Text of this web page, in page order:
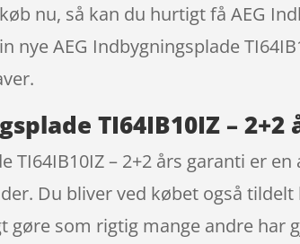
nu, så kan du hurtigt få AEG
nye AEG Indbygningsplade
TI64IB10IZ –
TI64IB10IZ – 2+2 års garanti er
Du bliver ved købet også
gøre som rigtig mange andre har